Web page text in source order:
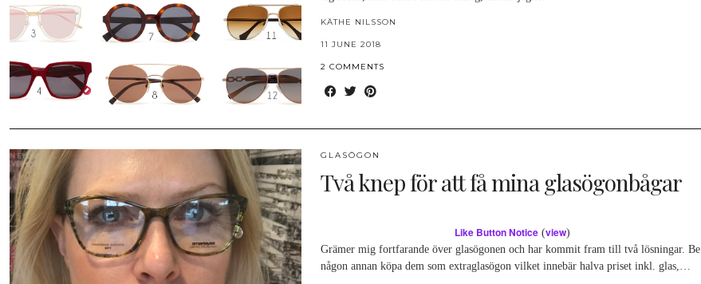
KÄTHE NILSSON
11 JUNE 2018
2 COMMENTS
GLASÖGON
Två knep för att få mina glasögonbågar
Like Button Notice (view)
Grämer mig fortfarande över glasögonen och har kommit fram till två lösningar. Be
någon annan köpa dem som extraglasögon vilket innebär halva priset inkl. glas,…